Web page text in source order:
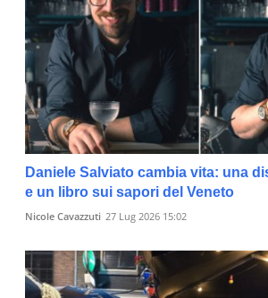
Daniele Salviato cambia vita: una
e un libro sui sapori del Veneto
Nicole Cavazzuti 27 Lug 2026 15:02